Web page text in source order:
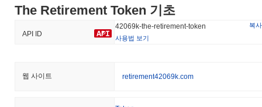
가요?
지난 24시간 동안 The Retirement Token의 거래량은
역대 최고가(ATH):
$0.002146
The Retirement Token 기초
API ID
42069k-the-retirement-token
복사
사용법 보기
웹 사이트 retirement42069k.com